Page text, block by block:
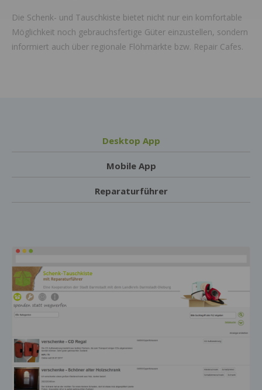
Die Schenk- und Tauschkiste bietet nicht nur ein komfortable
Möglichkeit noch gebrauchsfertige Güter einzustellen, sondern
informiert auch über regionale Flöhmärkte bzw. Repair Cafes.
Desktop App
Mobile App
Reparaturführer